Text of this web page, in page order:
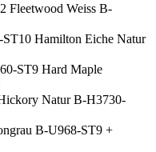
Fleetwood Weiss B-
Hamilton Eiche Natur
Hard Maple
Natur B-H3730-
B-U968-ST9 +